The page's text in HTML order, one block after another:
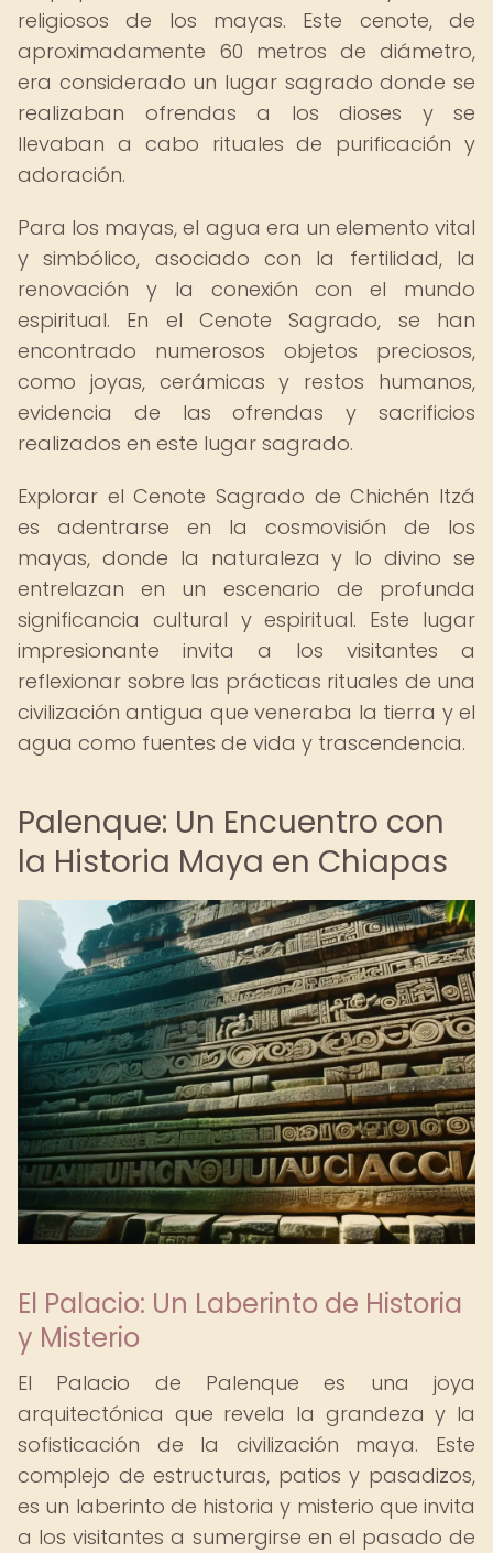
religiosos de los mayas. Este cenote, de
aproximadamente 60 metros de diámetro,
era considerado un lugar sagrado donde se
realizaban ofrendas a los dioses y se
llevaban a cabo rituales de purificación y
adoración.
Para los mayas, el agua era un elemento vital
y simbólico, asociado con la fertilidad, la
renovación y la conexión con el mundo
espiritual. En el Cenote Sagrado, se han
encontrado numerosos objetos preciosos,
como joyas, cerámicas y restos humanos,
evidencia de las ofrendas y sacrificios
realizados en este lugar sagrado.
Explorar el Cenote Sagrado de Chichén Itzá
es adentrarse en la cosmovisión de los
mayas, donde la naturaleza y lo divino se
entrelazan en un escenario de profunda
significancia cultural y espiritual. Este lugar
impresionante invita a los visitantes a
reflexionar sobre las prácticas rituales de una
civilización antigua que veneraba la tierra y el
agua como fuentes de vida y trascendencia.
Palenque: Un Encuentro con
la Historia Maya en Chiapas
El Palacio: Un Laberinto de Historia
y Misterio
El Palacio de Palenque es una joya
arquitectónica que revela la grandeza y la
sofisticación de la civilización maya. Este
complejo de estructuras, patios y pasadizos,
es un laberinto de historia y misterio que invita
a los visitantes a sumergirse en el pasado de